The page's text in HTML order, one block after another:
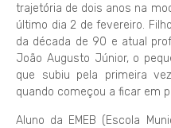
trajetória de dois anos na
último dia 2 de fevereiro.
da década de 90 e atual
João Augusto Júnior, o
que subiu pela primeira
quando começou a ficar em
Aluno da EMEB (Escola